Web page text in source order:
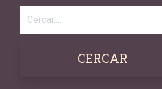
CERCAR